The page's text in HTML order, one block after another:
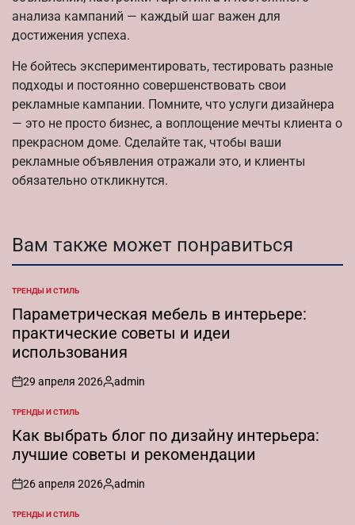
анализа кампаний — каждый шаг важен для
достижения успеха.
Не бойтесь экспериментировать, тестировать разные
подходы и постоянно совершенствовать свои
рекламные кампании. Помните, что услуги дизайнера
— это не просто бизнес, а воплощение мечты клиента о
прекрасном доме. Сделайте так, чтобы ваши
рекламные объявления отражали это, и клиенты
обязательно откликнутся.
Вам также может понравиться
ОПУБЛИКОВАНО
В
ТРЕНДЫ И СТИЛЬ
Параметрическая мебель в интерьере:
практические советы и идеи
использования
on
29 апреля 2026
Запись
admin
ОПУБЛИКОВАНО
В
ТРЕНДЫ И СТИЛЬ
Как выбрать блог по дизайну интерьера:
лучшие советы и рекомендации
on
26 апреля 2026
Запись
admin
ОПУБЛИКОВАНО
ТРЕНДЫ И СТИЛЬ